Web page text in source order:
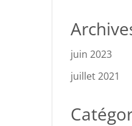
juin 2023
juillet 2021